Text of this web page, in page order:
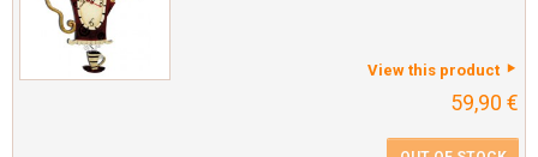
View this product
59,90 €